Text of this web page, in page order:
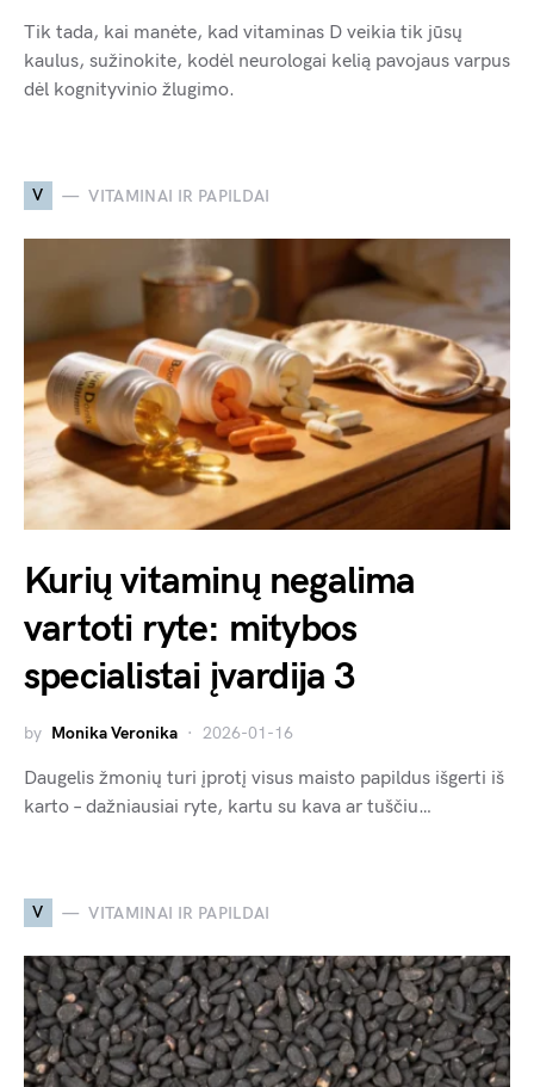
Tik tada, kai manėte, kad vitaminas D veikia tik jūsų
kaulus, sužinokite, kodėl neurologai kelią pavojaus varpus
dėl kognityvinio žlugimo.
V VITAMINAI IR PAPILDAI
Kurių vitaminų negalima
vartoti ryte: mitybos
specialistai įvardija 3
by Monika Veronika 2026-01-16
Daugelis žmonių turi įprotį visus maisto papildus išgerti iš
karto – dažniausiai ryte, kartu su kava ar tuščiu…
V VITAMINAI IR PAPILDAI